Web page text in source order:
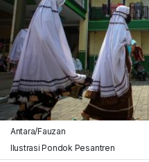
Antara/Fauzan
Ilustrasi Pondok Pesantren